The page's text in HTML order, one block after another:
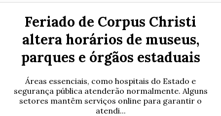
Feriado de Corpus Christi
altera horários de museus,
parques e órgãos estaduais
Áreas essenciais, como hospitais do Estado e
segurança pública atenderão normalmente. Alguns
setores mantêm serviços online para garantir o
atendi...